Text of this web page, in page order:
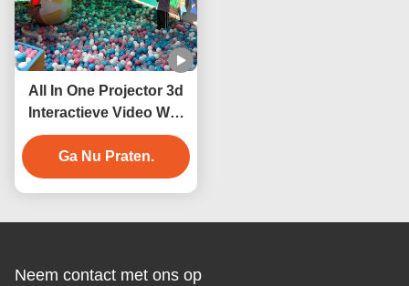
All In One Projector 3d
Interactieve Video Wall
Smash Ball Projectie
Ga Nu Praten.
Neem contact met ons op